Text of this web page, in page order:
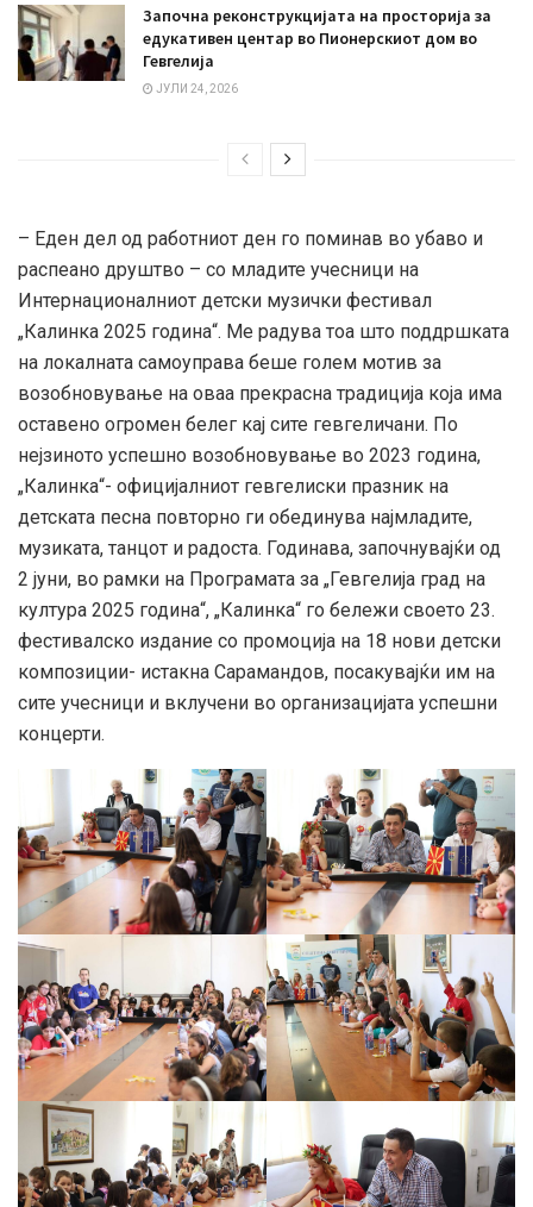
Започна реконструкцијата на просторија за
едукативен центар во Пионерскиот дом во
Гевгелија
ЈУЛИ 24, 2026
– Еден дел од работниот ден го поминав во убаво и
распеано друштво – со младите учесници на
Интернационалниот детски музички фестивал
„Калинка 2025 година“. Ме радува тоа што поддршката
на локалната самоуправа беше голем мотив за
возобновување на оваа прекрасна традиција која има
оставено огромен белег кај сите гевгеличани. По
нејзиното успешно возобновување во 2023 година,
„Калинка“- официјалниот гевгелиски празник на
детската песна повторно ги обединува најмладите,
музиката, танцот и радоста. Годинава, започнувајќи од
2 јуни, во рамки на Програмата за „Гевгелија град на
култура 2025 година“, „Калинка“ го бележи своето 23.
фестивалско издание со промоција на 18 нови детски
композиции- истакна Сарамандов, посакувајќи им на
сите учесници и вклучени во организацијата успешни
концерти.